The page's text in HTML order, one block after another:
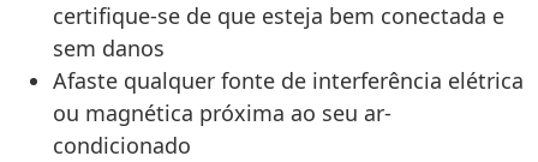
certifique-se de que esteja bem conectada e
sem danos
Afaste qualquer fonte de interferência elétrica
ou magnética próxima ao seu ar-
condicionado